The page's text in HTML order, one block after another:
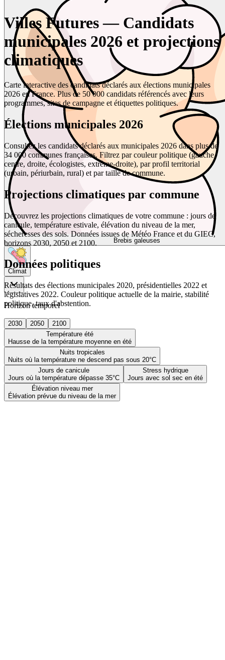
Brebis galeuses
Climat
Horizon temporel
2030 2050
2100
Température été
Hausse de la température moyenne en été
Nuits tropicales
Nuits où la température ne descend pas sous 20°C
Jours de canicule
Jours où la température dépasse 35°C
Stress hydrique
Jours avec sol sec en été
Élévation niveau mer
Élévation prévue du niveau de la mer
Villes Futures — Candidats
municipales 2026 et projections
climatiques
Carte interactive des candidats déclarés aux élections municipales
2026 en France. Plus de 50 000 candidats référencés avec leurs
programmes, sites de campagne et étiquettes politiques.
Élections municipales 2026
Consultez les candidats déclarés aux municipales 2026 dans plus de
34 000 communes françaises. Filtrez par couleur politique (gauche,
centre, droite, écologistes, extrême-droite), par profil territorial
(urbain, périurbain, rural) et par taille de commune.
Projections climatiques par commune
Découvrez les projections climatiques de votre commune : jours de
canicule, température estivale, élévation du niveau de la mer,
sécheresses des sols. Données issues de Météo France et du GIEC,
horizons 2030, 2050 et 2100.
Données politiques
Résultats des élections municipales 2020, présidentielles 2022 et
législatives 2022. Couleur politique actuelle de la mairie, stabilité
politique, taux d'abstention.